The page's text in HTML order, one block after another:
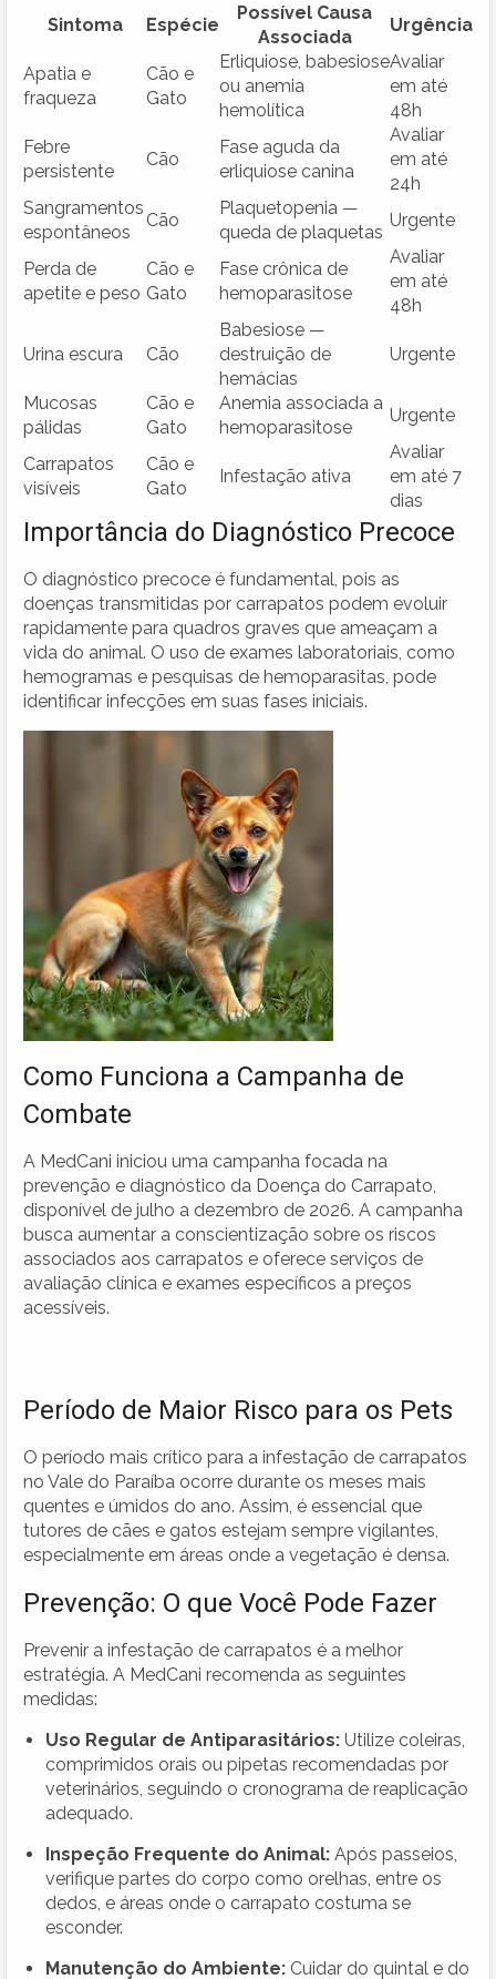
Sintoma Espécie
Possível Causa
Associada
Urgência
Apatia e
fraqueza
Cão e
Gato
Erliquiose, babesiose
ou anemia
hemolítica
Avaliar
em até
48h
Febre
persistente
Cão
Fase aguda da
erliquiose canina
Avaliar
em até
24h
Sangramentos
espontâneos
Cão
Plaquetopenia —
queda de plaquetas
Urgente
Perda de
apetite e peso
Cão e
Gato
Fase crônica de
hemoparasitose
Avaliar
em até
48h
Urina escura Cão
Babesiose —
destruição de
hemácias
Urgente
Mucosas
pálidas
Cão e
Gato
Anemia associada a
hemoparasitose
Urgente
Carrapatos
visíveis
Cão e
Gato
Infestação ativa
Avaliar
em até 7
dias
Importância do Diagnóstico Precoce
O diagnóstico precoce é fundamental, pois as
doenças transmitidas por carrapatos podem evoluir
rapidamente para quadros graves que ameaçam a
vida do animal. O uso de exames laboratoriais, como
hemogramas e pesquisas de hemoparasitas, pode
identificar infecções em suas fases iniciais.
Como Funciona a Campanha de
Combate
A MedCani iniciou uma campanha focada na
prevenção e diagnóstico da Doença do Carrapato,
disponível de julho a dezembro de 2026. A campanha
busca aumentar a conscientização sobre os riscos
associados aos carrapatos e oferece serviços de
avaliação clínica e exames específicos a preços
acessíveis.
Período de Maior Risco para os Pets
O período mais crítico para a infestação de carrapatos
no Vale do Paraíba ocorre durante os meses mais
quentes e úmidos do ano. Assim, é essencial que
tutores de cães e gatos estejam sempre vigilantes,
especialmente em áreas onde a vegetação é densa.
Prevenção: O que Você Pode Fazer
Prevenir a infestação de carrapatos é a melhor
estratégia. A MedCani recomenda as seguintes
medidas:
Uso Regular de Antiparasitários: Utilize coleiras,
comprimidos orais ou pipetas recomendadas por
veterinários, seguindo o cronograma de reaplicação
adequado.
Inspeção Frequente do Animal: Após passeios,
verifique partes do corpo como orelhas, entre os
dedos, e áreas onde o carrapato costuma se
esconder.
Manutenção do Ambiente: Cuidar do quintal e do